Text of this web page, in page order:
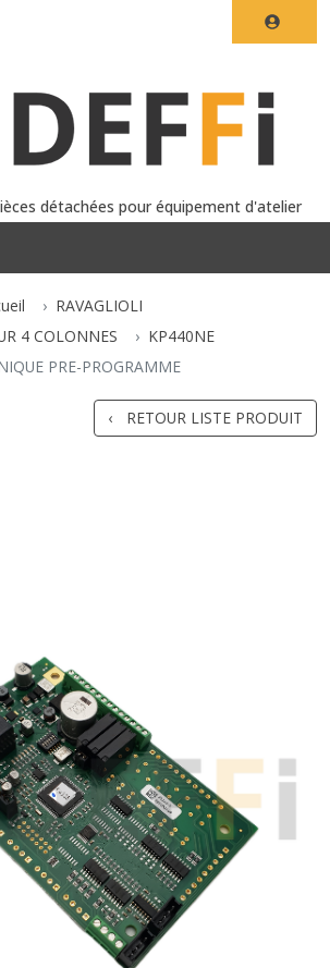
détachées pour équipement d'atelier
RAVAGLIOLI
4 COLONNES
KP440NE
PRE-PROGRAMME
RETOUR LISTE PRODUIT